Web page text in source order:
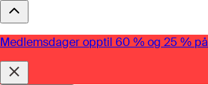
Medlemsdager opptil 60 % og 25 %